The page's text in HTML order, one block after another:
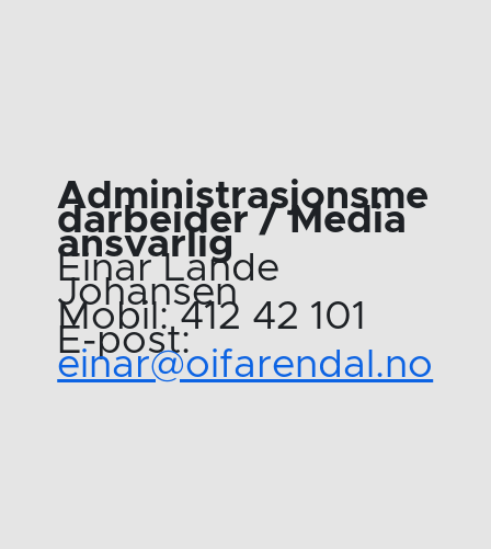
Administrasjonsme
darbeider / Media
ansvarlig
Einar Lande
Johansen
Mobil: 412 42 101
E-post:
einar@oifarendal.no